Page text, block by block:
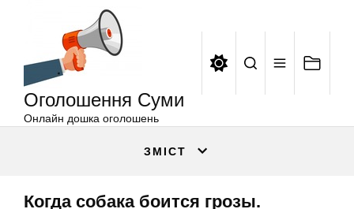
Оголошення Суми
Онлайн дошка оголошень
ЗМІСТ
Когда собака боится грозы.